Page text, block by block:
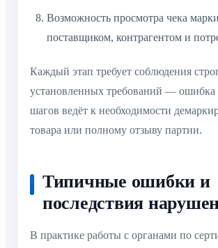
Возможность просмотра чека
поставщиком, контрагентом и
Каждый этап требует соблюдения
установленных требований — ошибка
шагов ведёт к необходимости
товара или полному отзыву партии.
Типичные ошибки и
последствия
В практике работы с органами по